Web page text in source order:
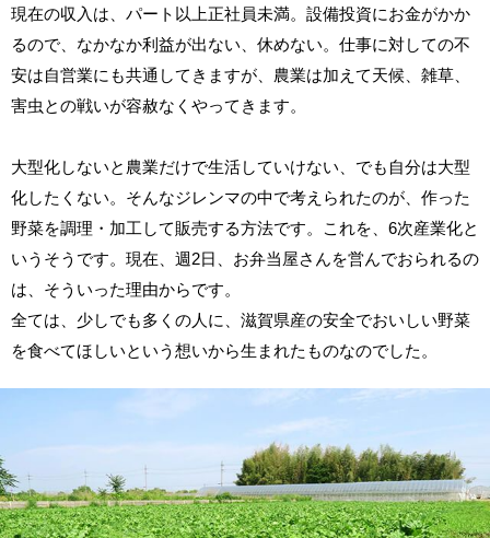
現在の収入は、パート以上正社員未満。設備投資にお金がかか
るので、なかなか利益が出ない、休めない。仕事に対しての不
安は自営業にも共通してきますが、農業は加えて天候、雑草、
害虫との戦いが容赦なくやってきます。
大型化しないと農業だけで生活していけない、でも自分は大型
化したくない。そんなジレンマの中で考えられたのが、作った
野菜を調理・加工して販売する方法です。これを、6次産業化と
いうそうです。現在、週2日、お弁当屋さんを営んでおられるの
は、そういった理由からです。
全ては、少しでも多くの人に、滋賀県産の安全でおいしい野菜
を食べてほしいという想いから生まれたものなのでした。